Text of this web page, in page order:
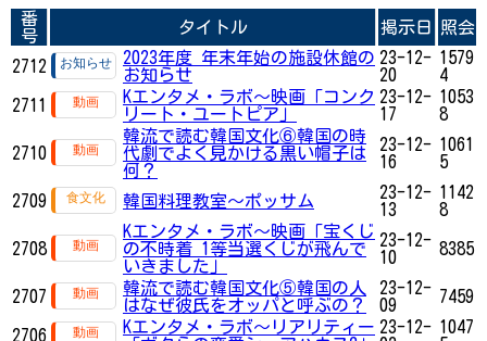
番
号
タイトル 掲示日 照会
2712
2023年度 年末年始の施設休館の
お知らせ
23-12-
20
1579
4
2711
Kエンタメ・ラボ～映画「コンク
リート・ユートピア」
23-12-
17
1053
8
2710
韓流で読む韓国文化⑥韓国の時
代劇でよく見かける黒い帽子は
何？
23-12-
16
1061
5
2709 韓国料理教室～ポッサム
23-12-
13
1142
8
2708
Kエンタメ・ラボ～映画「宝くじ
の不時着 1等当選くじが飛んで
いきました」
23-12-
10
8385
2707
韓流で読む韓国文化⑤韓国の人
はなぜ彼氏をオッパと呼ぶの？
23-12-
09
7459
2706
Kエンタメ・ラボ～リアリティー 23-12- 1047